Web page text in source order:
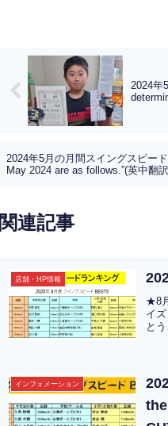
2024年
2024年5月の月間スイングスピー
May 2024 are as follows.”(英中翻
関連記事
店舗・HP情報
★8
イ
と
インフォメーション